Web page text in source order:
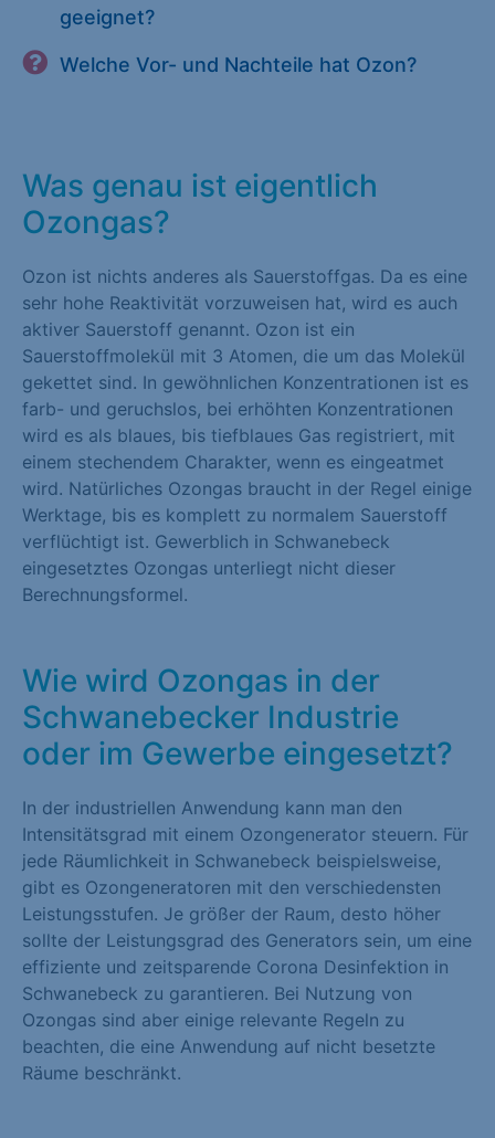
geeignet?
Welche Vor- und Nachteile hat Ozon?
Was genau ist eigentlich
Ozongas?
Ozon ist nichts anderes als Sauerstoffgas. Da es eine
sehr hohe Reaktivität vorzuweisen hat, wird es auch
aktiver Sauerstoff genannt. Ozon ist ein
Sauerstoffmolekül mit 3 Atomen, die um das Molekül
gekettet sind. In gewöhnlichen Konzentrationen ist es
farb- und geruchslos, bei erhöhten Konzentrationen
wird es als blaues, bis tiefblaues Gas registriert, mit
einem stechendem Charakter, wenn es eingeatmet
wird. Natürliches Ozongas braucht in der Regel einige
Werktage, bis es komplett zu normalem Sauerstoff
verflüchtigt ist. Gewerblich in Schwanebeck
eingesetztes Ozongas unterliegt nicht dieser
Berechnungsformel.
Wie wird Ozongas in der
Schwanebecker Industrie
oder im Gewerbe eingesetzt?
In der industriellen Anwendung kann man den
Intensitätsgrad mit einem Ozongenerator steuern. Für
jede Räumlichkeit in Schwanebeck beispielsweise,
gibt es Ozongeneratoren mit den verschiedensten
Leistungsstufen. Je größer der Raum, desto höher
sollte der Leistungsgrad des Generators sein, um eine
effiziente und zeitsparende Corona Desinfektion in
Schwanebeck zu garantieren. Bei Nutzung von
Ozongas sind aber einige relevante Regeln zu
beachten, die eine Anwendung auf nicht besetzte
Räume beschränkt.